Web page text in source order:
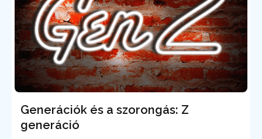
Generációk és a szorongás: Z
generáció